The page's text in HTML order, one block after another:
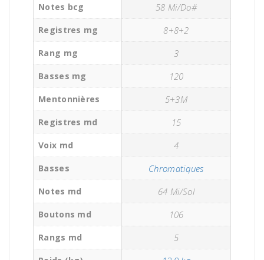
Notes bcg 58 Mi/Do#
Registres mg 8+8+2
Rang mg 3
Basses mg 120
Mentonnières 5+3M
Registres md 15
Voix md 4
Basses Chromatiques
Notes md 64 Mi/Sol
Boutons md 106
Rangs md 5